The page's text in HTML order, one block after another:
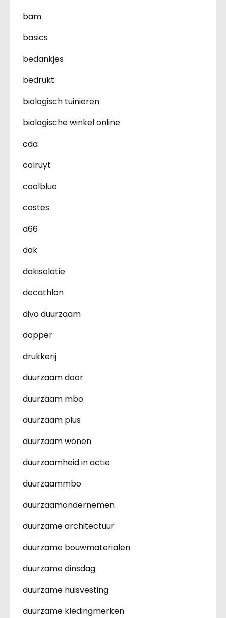
bam
basics
bedankjes
bedrukt
biologisch tuinieren
biologische winkel online
cda
colruyt
coolblue
costes
d66
dak
dakisolatie
decathlon
divo duurzaam
dopper
drukkerij
duurzaam door
duurzaam mbo
duurzaam plus
duurzaam wonen
duurzaamheid in actie
duurzaammbo
duurzaamondernemen
duurzame architectuur
duurzame bouwmaterialen
duurzame dinsdag
duurzame huisvesting
duurzame kledingmerken